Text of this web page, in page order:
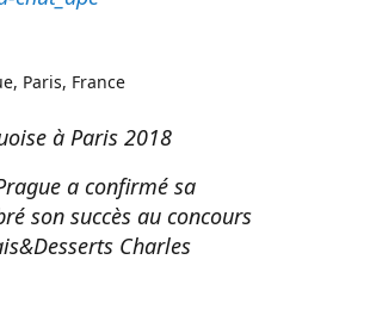
à Paris 2018
a confirmé sa
son succès au concours
Charles
Paris, France